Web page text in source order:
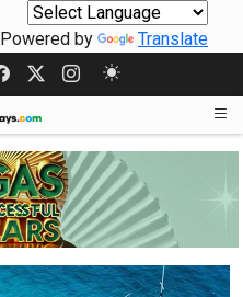
Powered by Translate